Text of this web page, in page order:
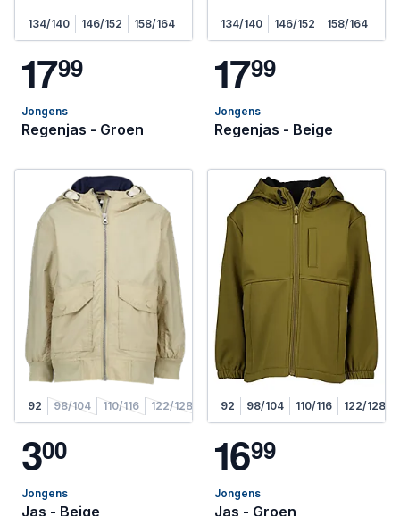
134/140 146/152 158/164
1799
Jongens
Regenjas - Groen
134/140 146/152 158/164
1799
Jongens
Regenjas - Beige
92 98/104 110/116 122/128
300
Jongens
Jas - Beige
92 98/104 110/116 122/128
1699
Jongens
Jas - Groen